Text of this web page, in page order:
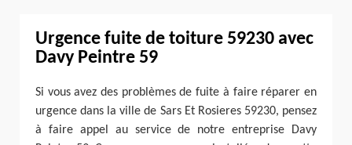
Urgence fuite de toiture 59230 avec
Davy Peintre 59
Si vous avez des problèmes de fuite à faire réparer en
urgence dans la ville de Sars Et Rosieres 59230, pensez
à faire appel au service de notre entreprise Davy